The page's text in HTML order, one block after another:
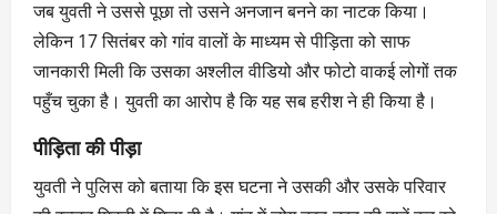
जब युवती ने उससे पूछा तो उसने अनजान बनने का नाटक किया।
लेकिन 17 सितंबर को गांव वालों के माध्यम से पीड़िता को साफ
जानकारी मिली कि उसका अश्लील वीडियो और फोटो वाकई लोगों तक
पहुँच चुका है। युवती का आरोप है कि यह सब हरीश ने ही किया है।
पीड़िता की पीड़ा
युवती ने पुलिस को बताया कि इस घटना ने उसकी और उसके परिवार